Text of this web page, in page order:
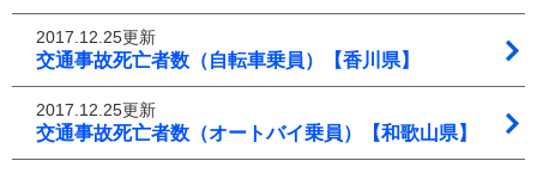
2017.12.25更新
交通事故死亡者数（自転車乗員）【香川県】
2017.12.25更新
交通事故死亡者数（オートバイ乗員）【和歌山県】